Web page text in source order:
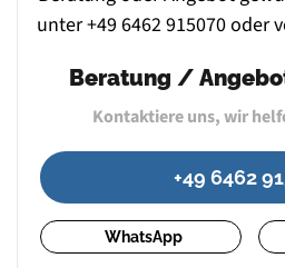
Beratung /
Kontaktiere uns, wir
+49 6462
WhatsApp